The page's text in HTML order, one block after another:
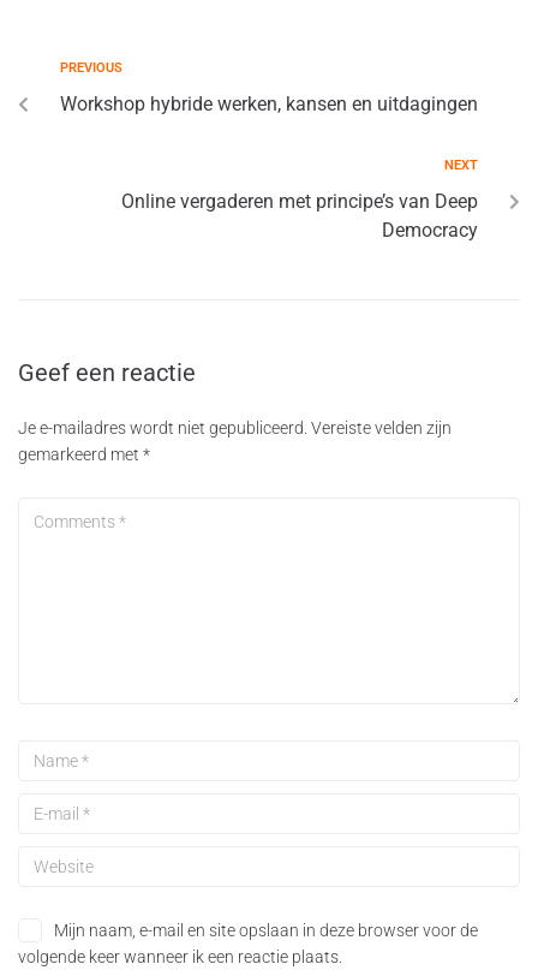
PREVIOUS
Workshop hybride werken, kansen en uitdagingen
NEXT
Online vergaderen met principe’s van Deep
Democracy
Geef een reactie
Je e-mailadres wordt niet gepubliceerd. Vereiste velden zijn
gemarkeerd met *
Mijn naam, e-mail en site opslaan in deze browser voor de
volgende keer wanneer ik een reactie plaats.